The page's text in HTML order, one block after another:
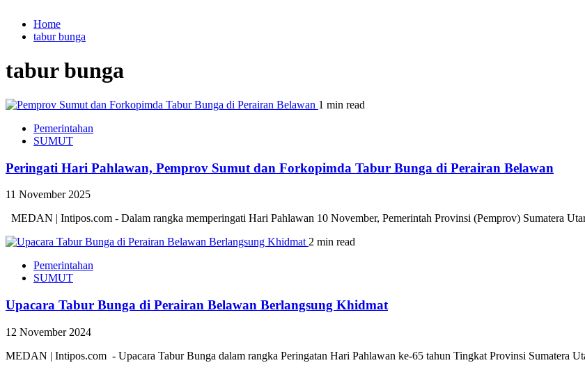
Home
tabur bunga
tabur bunga
1 min read
Pemerintahan
SUMUT
Peringati Hari Pahlawan, Pemprov Sumut dan Forkopimda Tabur Bunga di Perairan Belawan
11 November 2025
MEDAN | Intipos.com - Dalam rangka memperingati Hari Pahlawan 10 November, Pemerintah Provinsi (Pemprov) Sumatera
2 min read
Pemerintahan
SUMUT
Upacara Tabur Bunga di Perairan Belawan Berlangsung Khidmat
12 November 2024
MEDAN | Intipos.com - Upacara Tabur Bunga dalam rangka Peringatan Hari Pahlawan ke-65 tahun Tingkat Provinsi Sumatera